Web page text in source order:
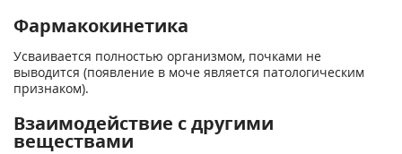
Фармакокинетика
Усваивается полностью организмом, почками не
выводится (появление в моче является патологическим
признаком).
Взаимодействие с другими
веществами